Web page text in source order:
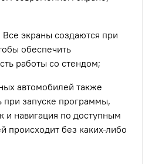
экраны создаются при
обеспечить
работы со стендом;
автомобилей также
при запуске программы,
и навигация по доступным
происходит без каких-либо